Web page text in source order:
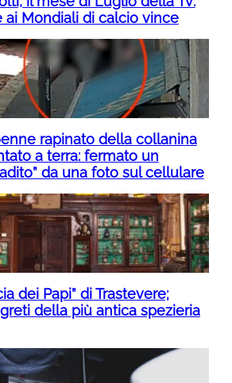
ai Mondiali di calcio vince
rapinato della collanina
a terra: fermato un
da una foto sul cellulare
dei Papi” di Trastevere;
della più antica spezieria